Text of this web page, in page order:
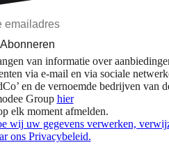
Abonneren
van informatie over
via e-mail en via sociale
en de vernoemde bedrijven van
Group hier
elk moment afmelden.
wij uw gegevens verwerken,
ons Privacybeleid.